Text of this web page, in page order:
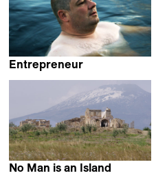
Entrepreneur
No Man is an Island